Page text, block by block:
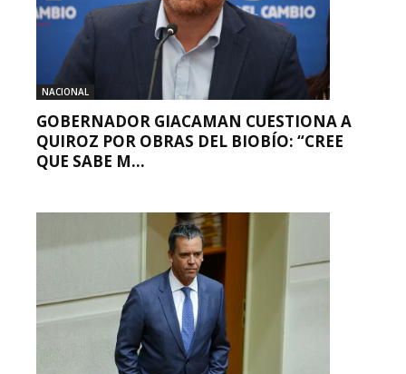
NACIONAL
GOBERNADOR GIACAMAN CUESTIONA A
QUIROZ POR OBRAS DEL BIOBÍO: “CREE
QUE SABE M...